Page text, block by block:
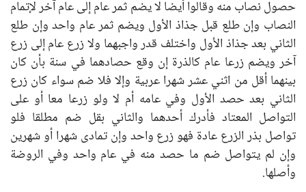
حصول نصاب منه وقالوا أيضا لا يضم ثمر عام إلى عام آخر لإتمام
النصاب وإن طلع قبل جذاذ الأول ويضم ثمر عام واحد وإن طلع
الثاني بعد جذاذ الأول واختلف قدر واجبهما ولا زرع عام إلى زرع
آخر ويضم زرعا عام كالذرة إن وقع حصادهما في سنة بأن كان
بينهما أقل من اثني عشر شهرا عربية وإلا فلا ضم سواء كان زرع
الثاني بعد حصد الأول وفي عامه أم لا ولو زرعا معا أو على
التواصل المعتاد فأدرك أحدهما والثاني بقل ضم مطلقا فلو
تواصل بذر الزرع عادة فهو زرع واحد وإن تمادى شهرا أو شهرين
وإن لم يتواصل ضم ما حصد منه في عام واحد وفي الروضة
وأصلها.